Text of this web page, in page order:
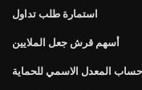
استمارة طلب تداول
أسهم قرش جعل الملايين
المعدل الاسمي للحماية